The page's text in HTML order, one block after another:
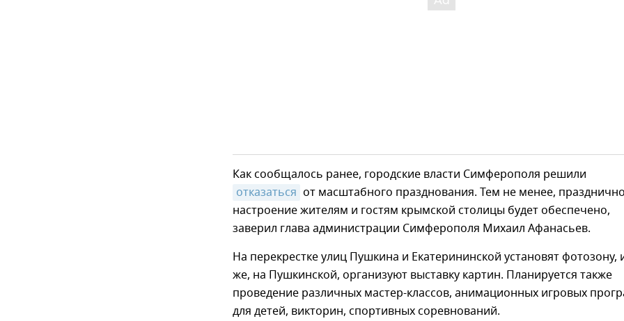
Как сообщалось ранее, городские власти Симферополя решили
отказаться от масштабного празднования. Тем не менее,
настроение жителям и гостям крымской столицы будет обеспечено,
заверил глава администрации Симферополя Михаил Афанасьев.
На перекрестке улиц Пушкина и Екатерининской установят фотозону,
же, на Пушкинской, организуют выставку картин. Планируется также
проведение различных мастер-классов, анимационных игровых
для детей, викторин, спортивных соревнований.